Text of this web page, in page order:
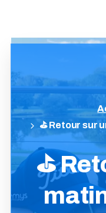
⛳
⛳ Retour sur